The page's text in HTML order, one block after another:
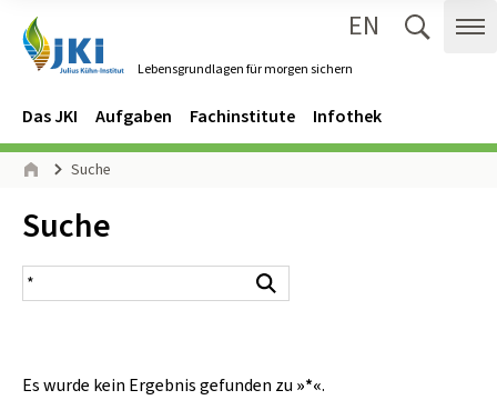
Lebensgrundlagen für morgen sichern
EN
Navigation
Hauptmenü
Das JKI Aufgaben Fachinstitute Infothek
Seitenpfad
Suche
Inhalt:
Suche
Suchergebnis
Es wurde kein Ergebnis gefunden zu »*«.